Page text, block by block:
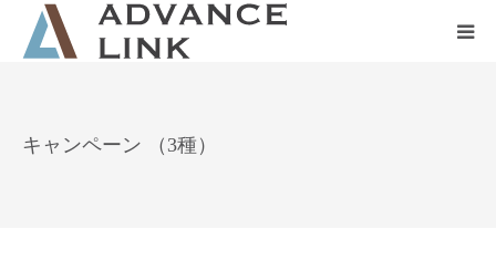
キャンペーン （3種）
会社概要